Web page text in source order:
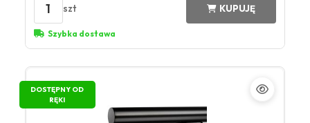
1 szt KUPUJĘ
Szybka dostawa
DOSTĘPNY OD
RĘKI